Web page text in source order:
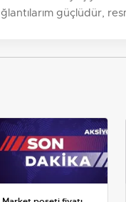
güçlüdür,